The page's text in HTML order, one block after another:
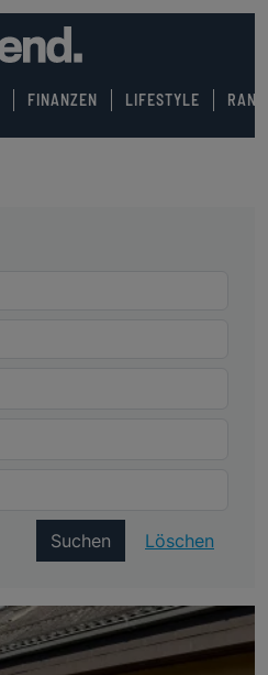
FINANZEN LIFESTYLE
Suchen Löschen